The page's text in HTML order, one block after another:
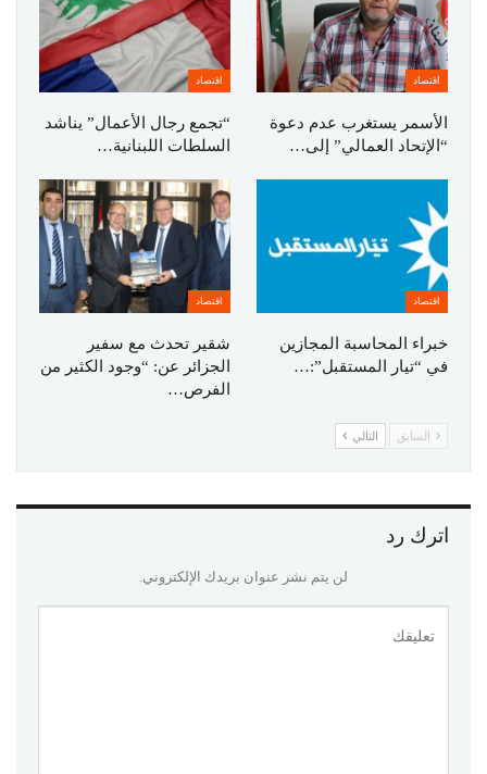
اقتصاد
الأسمر يستغرب عدم دعوة
“الإتحاد العمالي” إلى…
اقتصاد
“تجمع رجال الأعمال” يناشد
السلطات اللبنانية…
اقتصاد
خبراء المحاسبة المجازين
في “تيار المستقبل”:…
اقتصاد
شقير تحدث مع سفير
الجزائر عن: “وجود الكثير من
الفرص…
السابق التالي
اترك رد
لن يتم نشر عنوان بريدك الإلكتروني.